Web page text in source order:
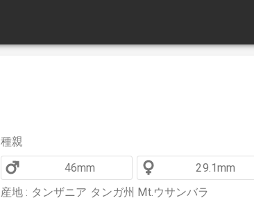
種親
46mm
29.1mm
産地 : タンザニア タンガ州 Mt.ウサンバラ